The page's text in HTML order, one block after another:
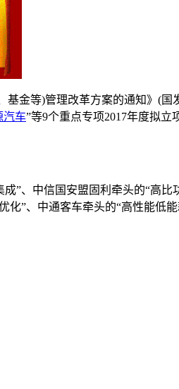
金等)管理改革方案的通知》(国
汽车”等9个重点专项2017年度拟立
成”、中信国安盟固利牵头的“高比
化”、中通客车牵头的“高性能低